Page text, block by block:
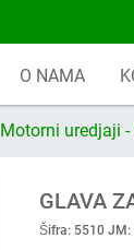
O NAMA
Motorni uredjaji
GLAVA
Šifra: 5510 JM: